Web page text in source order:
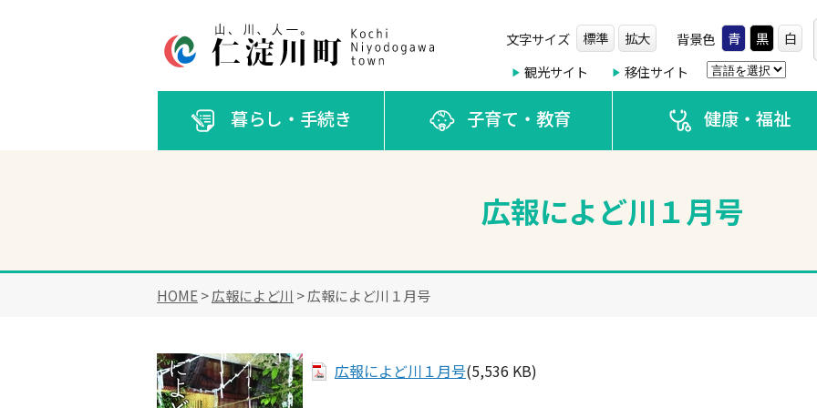
文字サイズ 標準 拡大 背景色 青 黒
白
観光サイト
移住サイト
暮らし・手続き 子育て・教育 健康・福祉
広報によど川１月号
HOME >広報によど川 > 広報によど川１月号
広報によど川１月号(5,536 KB)